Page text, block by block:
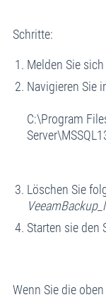
Schritte:
Melden Sie
Navigieren Sie
C:\Program
Löschen Sie
Starten sie den
Wenn Sie die